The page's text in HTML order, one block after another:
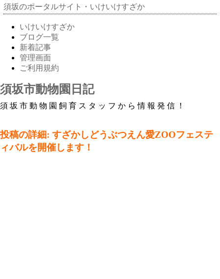
須坂のポータルサイト・いけいけすざか
いけいけすざか
ブログ一覧
新着記事
管理画面
ご利用規約
須坂市動物園日記
須坂市動物園飼育スタッフから情報発信！
投稿の詳細: すざかしどうぶつえん愛ZOOフェステ
ィバルを開催します！